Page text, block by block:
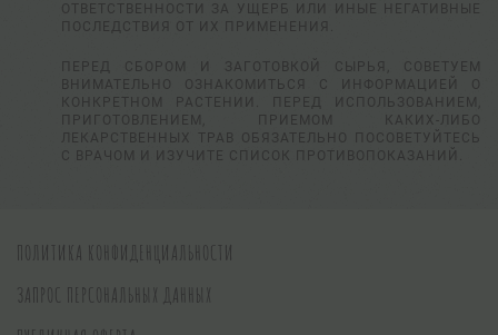
ОТВЕТСТВЕННОСТИ ЗА УЩЕРБ ИЛИ ИНЫЕ НЕГАТИВНЫЕ
ПОСЛЕДСТВИЯ ОТ ИХ ПРИМЕНЕНИЯ.
ПЕРЕД СБОРОМ И ЗАГОТОВКОЙ СЫРЬЯ, СОВЕТУЕМ
ВНИМАТЕЛЬНО ОЗНАКОМИТЬСЯ С ИНФОРМАЦИЕЙ О
КОНКРЕТНОМ РАСТЕНИИ. ПЕРЕД ИСПОЛЬЗОВАНИЕМ,
ПРИГОТОВЛЕНИЕМ, ПРИЕМОМ КАКИХ-ЛИБО
ЛЕКАРСТВЕННЫХ ТРАВ ОБЯЗАТЕЛЬНО ПОСОВЕТУЙТЕСЬ
С ВРАЧОМ И ИЗУЧИТЕ СПИСОК ПРОТИВОПОКАЗАНИЙ.
ПОЛИТИКА КОНФИДЕНЦИАЛЬНОСТИ
ЗАПРОС ПЕРСОНАЛЬНЫХ ДАННЫХ